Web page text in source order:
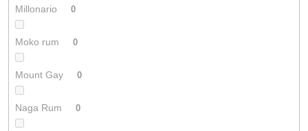
Millonario 0
Moko rum 0
Mount Gay 0
Naga Rum 0